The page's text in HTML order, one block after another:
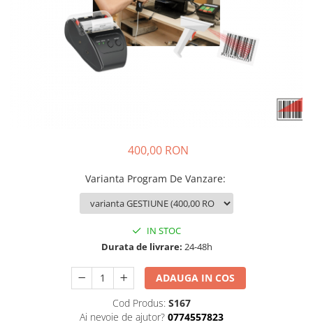
400,00 RON
Varianta Program De Vanzare:
IN STOC
Durata de livrare: 24-48h
ADAUGA IN COS
Cod Produs: S167
Ai nevoie de ajutor? 0774557823